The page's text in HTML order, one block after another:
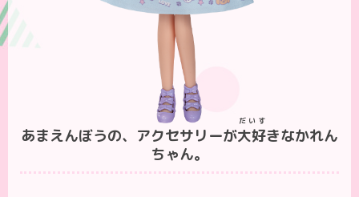
あまえんぼうの、アクセサリーが大好
だいす
きなかれん
ちゃん。